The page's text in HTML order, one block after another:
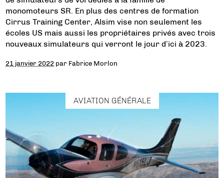
monomoteurs SR. En plus des centres de formation
Cirrus Training Center, Alsim vise non seulement les
écoles US mais aussi les propriétaires privés avec trois
nouveaux simulateurs qui verront le jour d’ici à 2023.
21 janvier 2022 par Fabrice Morlon
AVIATION GÉNÉRALE